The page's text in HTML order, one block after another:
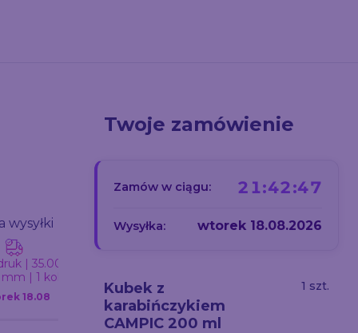
wysyłki
| 35.00 x
| 1 kolor
18.08
Data wysyłki
Wtorek 18.08
Data wysyłki
Twoje zamówienie
Zamów w ciągu: 21:42:46
Wysyłka: wtorek 18.08.2026
Kubek z
karabińczykiem
CAMPIC 200 ml
1 szt.